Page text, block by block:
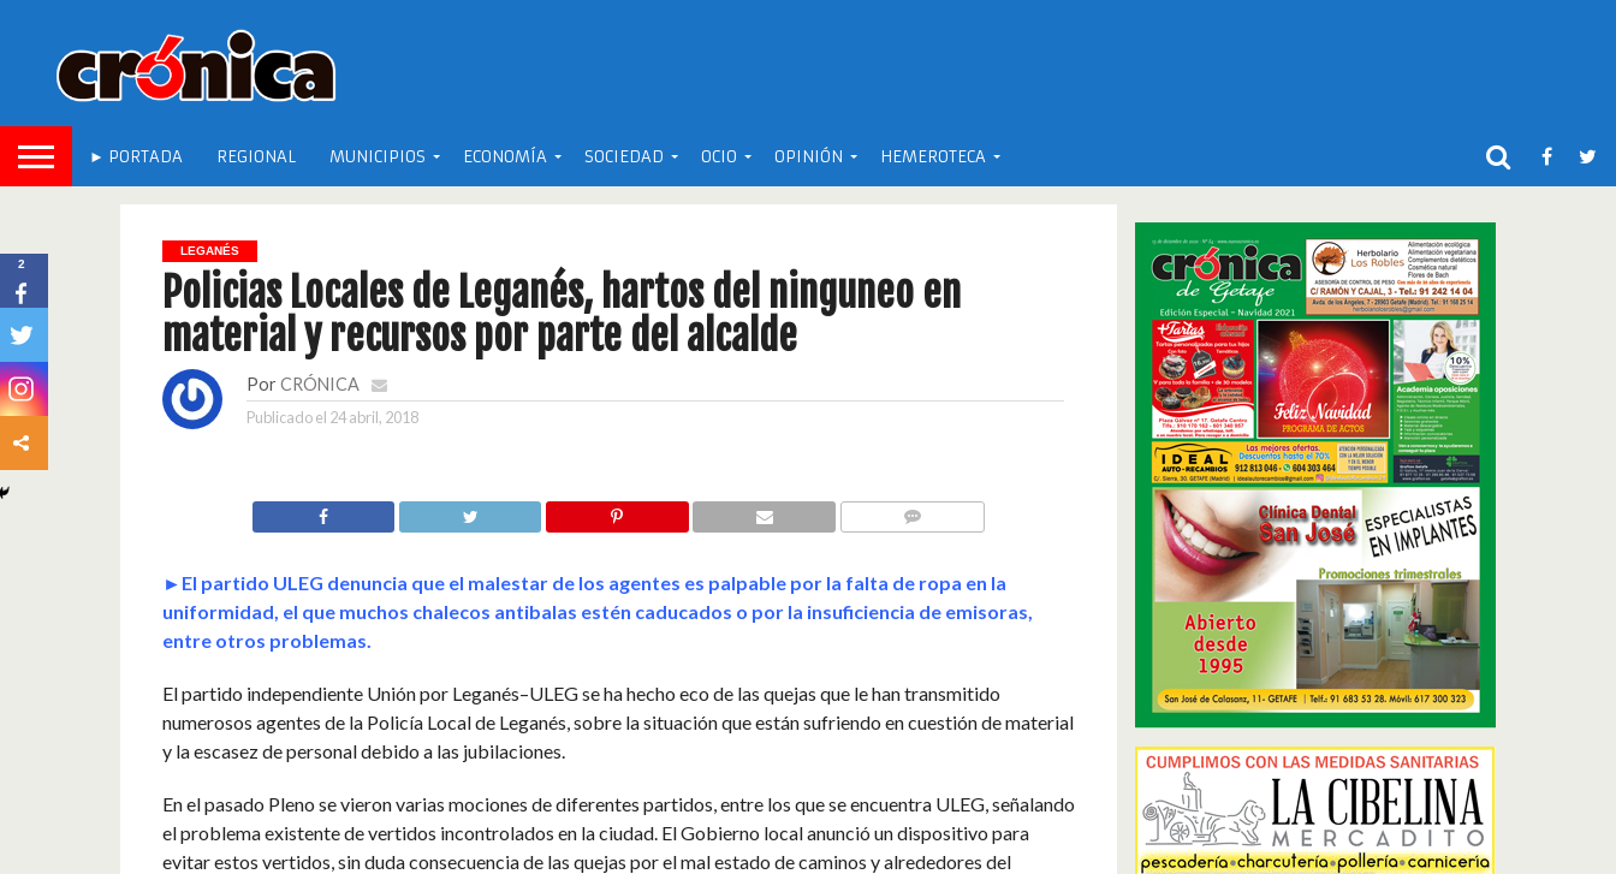
► PORTADA REGIONAL MUNICIPIOS ECONOMÍA SOCIEDAD OCIO OPINIÓN HEMEROTECA
LEGANÉS
Policias Locales de Leganés, hartos del ninguneo en
material y recursos por parte del alcalde
Por CRÓNICA
Publicado el 24 abril, 2018
►El partido ULEG denuncia que el malestar de los agentes es palpable por la falta de ropa en la
uniformidad, el que muchos chalecos antibalas estén caducados o por la insuficiencia de emisoras,
entre otros problemas.
El partido independiente Unión por Leganés–ULEG se ha hecho eco de las quejas que le han transmitido
numerosos agentes de la Policía Local de Leganés, sobre la situación que están sufriendo en cuestión de material
y la escasez de personal debido a las jubilaciones.
En el pasado Pleno se vieron varias mociones de diferentes partidos, entre los que se encuentra ULEG, señalando
el problema existente de vertidos incontrolados en la ciudad. El Gobierno local anunció un dispositivo para
evitar estos vertidos, sin duda consecuencia de las quejas por el mal estado de caminos y alrededores del
2